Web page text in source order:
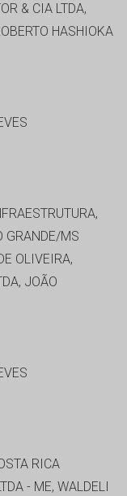
& CIA LTDA,
HASHIOKA
GRANDE/MS
OLIVEIRA,
JOÃO
RICA
- ME, WALDELI